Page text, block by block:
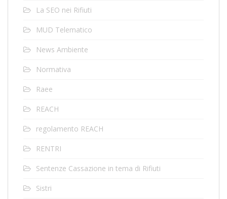
La SEO nei Rifiuti
MUD Telematico
News Ambiente
Normativa
Raee
REACH
regolamento REACH
RENTRI
Sentenze Cassazione in tema di Rifiuti
Sistri